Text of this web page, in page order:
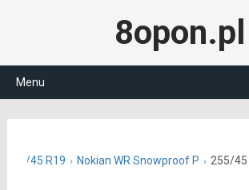
8opon.pl
Menu
255/45 R19 Nokian WR Snowproof P 255/45